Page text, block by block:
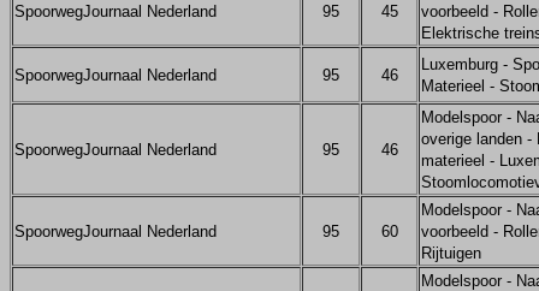
SpoorwegJournaal Nederland 95 45
voorbeeld -
Elektrische
SpoorwegJournaal Nederland 95 46
Luxemburg -
Materieel -
SpoorwegJournaal Nederland 95 46
Modelspoor -
overige landen -
materieel -
SpoorwegJournaal Nederland 95 60
Modelspoor -
voorbeeld -
Rijtuigen
Modelspoor -